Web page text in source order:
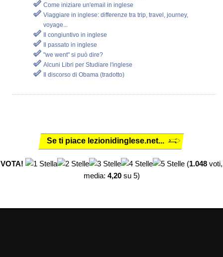
Come iniziare un'email in inglese
Viaggiare in inglese: differenze tra trip, travel, journey,
voyage...
Il congiuntivo in inglese
Il passato in inglese
"we went" si può dire?
Alcuni Libri per Studiare l'inglese
Il discorso di Obama (tradotto)
Se ti piace lezionidinglese.net...
VOTA! (1.048 voti,
media: 4,20su 5)